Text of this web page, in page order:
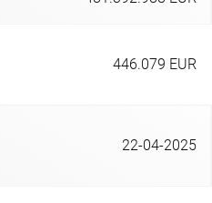
446.079 EUR
22-04-2025